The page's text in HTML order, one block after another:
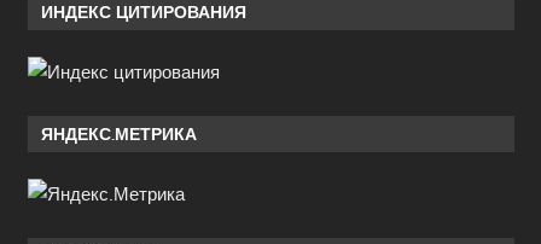
ИНДЕКС ЦИТИРОВАНИЯ
ЯНДЕКС.МЕТРИКА